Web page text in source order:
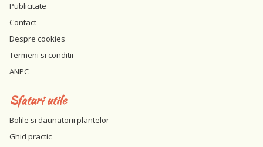
Publicitate
Contact
Despre cookies
Termeni si conditii
ANPC
Sfaturi utile
Bolile si daunatorii plantelor
Ghid practic